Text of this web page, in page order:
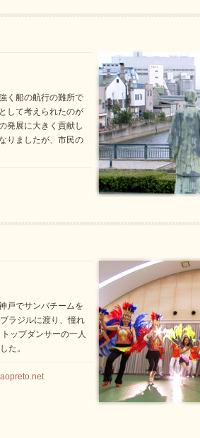
く船の航行の難所で
して考えられたのが
発展に大きく貢献し
りましたが、市民の
戸でサンバチームを
ラジルに渡り、憧れ
ップダンサーの一人
た。